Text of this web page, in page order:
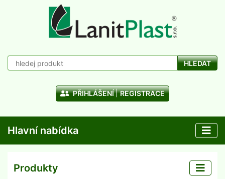
HLEDAT
PŘIHLÁŠENÍ REGISTRACE
Hlavní nabídka
Produkty